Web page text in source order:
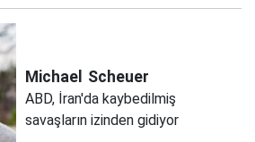
Michael Scheuer
ABD, İran'da kaybedilmiş
savaşların izinden gidiyor